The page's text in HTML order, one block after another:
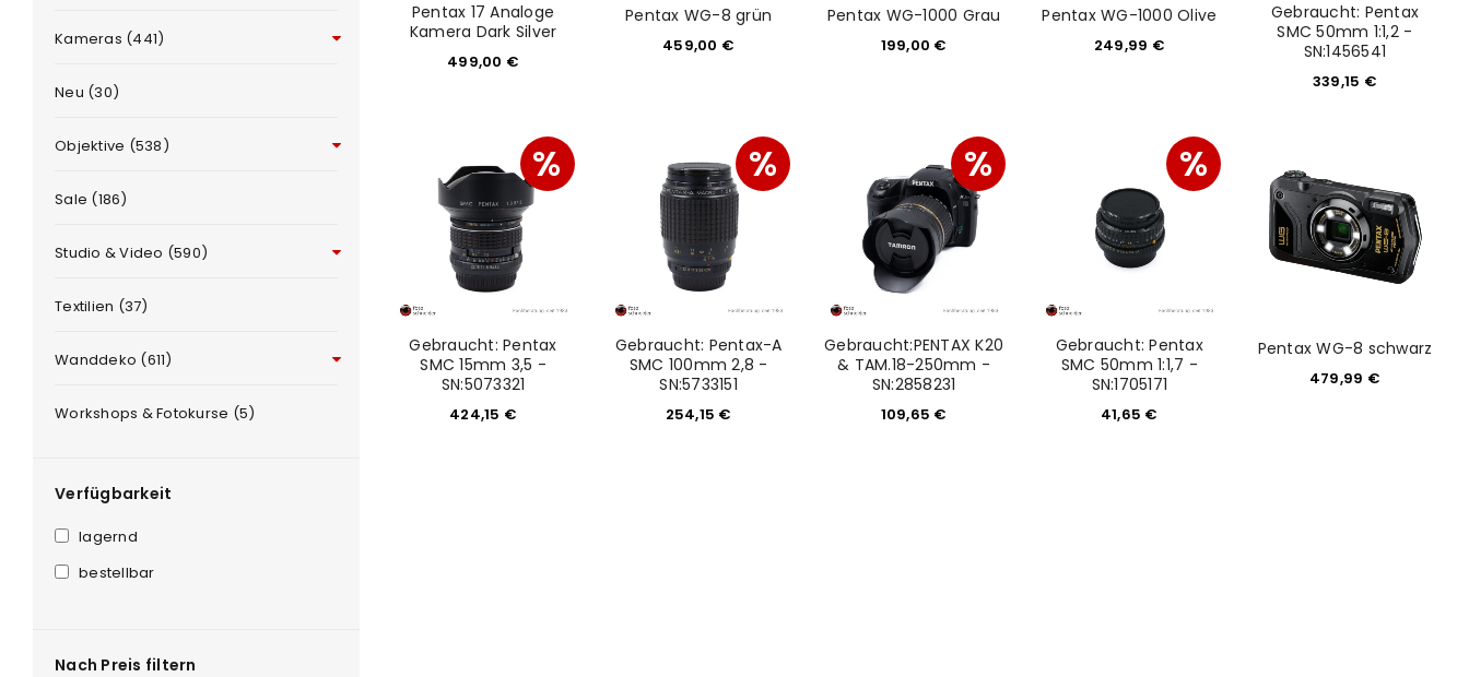
Benutzername oder E-Mail-Adresse* E-Mail-Adresse*
Kameras (441)
Neu (30)
Objektive (538)
Sale (186)
Studio & Video (590)
Textilien (37)
Wanddeko (611)
Workshops & Fotokurse (5)
Verfügbarkeit
lagernd
bestellbar
Nach Preis filtern
Pentax 17 Analoge
Kamera Dark Silver
499,00 €
Pentax WG-8 grün
459,00 €
Pentax WG-1000 Grau
199,00 €
Pentax WG-1000 Olive
249,99 €
Gebraucht: Pentax
SMC 50mm 1:1,2 -
SN:1456541
339,15 €
%
Gebraucht: Pentax
SMC 15mm 3,5 -
SN:5073321
424,15 €
%
Gebraucht: Pentax-A
SMC 100mm 2,8 -
SN:5733151
254,15 €
%
Gebraucht:PENTAX K20
& TAM.18-250mm -
SN:2858231
109,65 €
%
Gebraucht: Pentax
SMC 50mm 1:1,7 -
SN:1705171
41,65 €
Pentax WG-8 schwarz
479,99 €